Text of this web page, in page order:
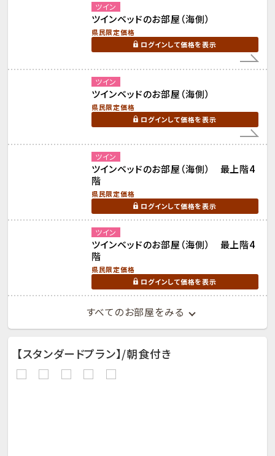
ツイン
ツインベッドのお部屋（海側）
県民限定価格
ログインして価格を表示
ツイン
ツインベッドのお部屋（海側）
県民限定価格
ログインして価格を表示
ツイン
ツインベッドのお部屋（海側） 最上階4
階
県民限定価格
ログインして価格を表示
ツイン
ツインベッドのお部屋（海側） 最上階4
階
県民限定価格
ログインして価格を表示
すべてのお部屋をみる
【スタンダードプラン】/朝食付き